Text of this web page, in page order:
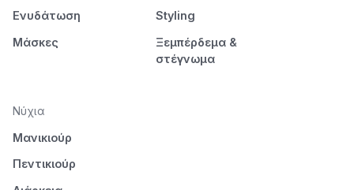
Ενυδάτωση
Μάσκες
Styling
Ξεμπέρδεμα &
στέγνωμα
Νύχια
Μανικιούρ
Πεντικιούρ